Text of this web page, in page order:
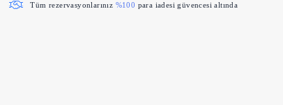
Tüm rezervasyonlarınız %100 para iadesi güvencesi altında